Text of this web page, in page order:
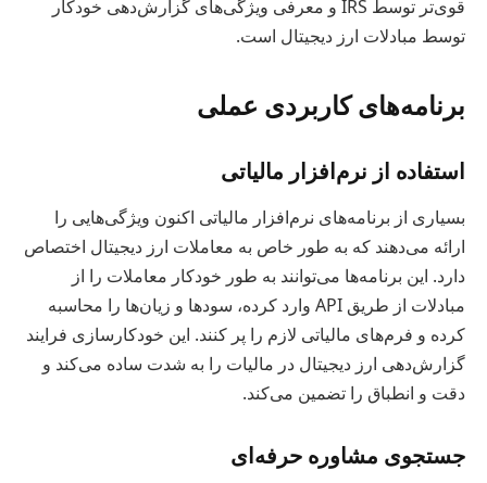
قوی‌تر توسط IRS و معرفی ویژگی‌های گزارش‌دهی خودکار
توسط مبادلات ارز دیجیتال است.
برنامه‌های کاربردی عملی
استفاده از نرم‌افزار مالیاتی
بسیاری از برنامه‌های نرم‌افزار مالیاتی اکنون ویژگی‌هایی را
ارائه می‌دهند که به طور خاص به معاملات ارز دیجیتال اختصاص
دارد. این برنامه‌ها می‌توانند به طور خودکار معاملات را از
مبادلات از طریق API وارد کرده، سودها و زیان‌ها را محاسبه
کرده و فرم‌های مالیاتی لازم را پر کنند. این خودکارسازی فرایند
گزارش‌دهی ارز دیجیتال در مالیات را به شدت ساده می‌کند و
دقت و انطباق را تضمین می‌کند.
جستجوی مشاوره حرفه‌ای